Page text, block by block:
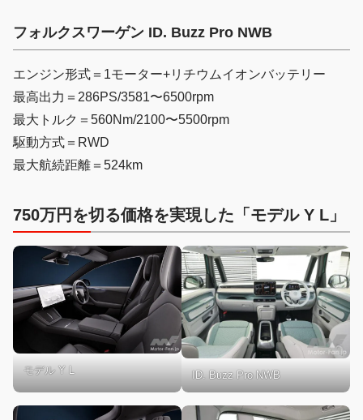
フォルクスワーゲン ID. Buzz Pro NWB
エンジン形式＝1モーター+リチウムイオンバッテリー
最高出力＝286PS/3581〜6500rpm
最大トルク＝560Nm/2100〜5500rpm
駆動方式＝RWD
最大航続距離＝524km
750万円を切る価格を実現した「モデル Y L」
モデル Y L ID. Buzz Pro NWB